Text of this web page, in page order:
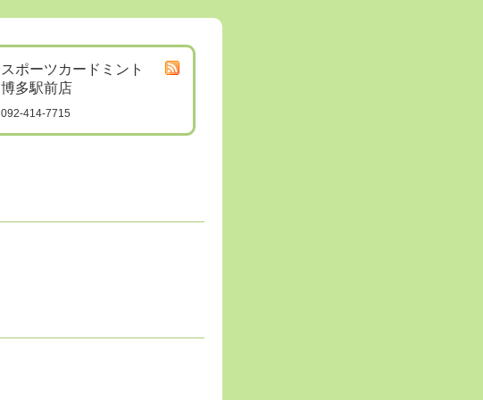
スポーツカードミント
博多駅前店
092-414-7715